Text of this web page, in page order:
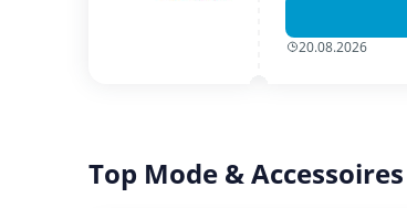
20.08.2026
Top Mode &